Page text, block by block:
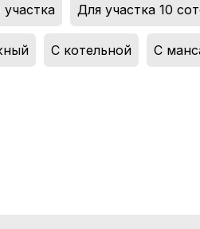
участка Для участка 10
С котельной С